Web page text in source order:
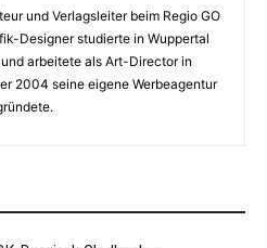
und Verlagsleiter beim Regio GO
Designer studierte in Wuppertal
arbeitete als Art-Director in
2004 seine eigene Werbeagentur